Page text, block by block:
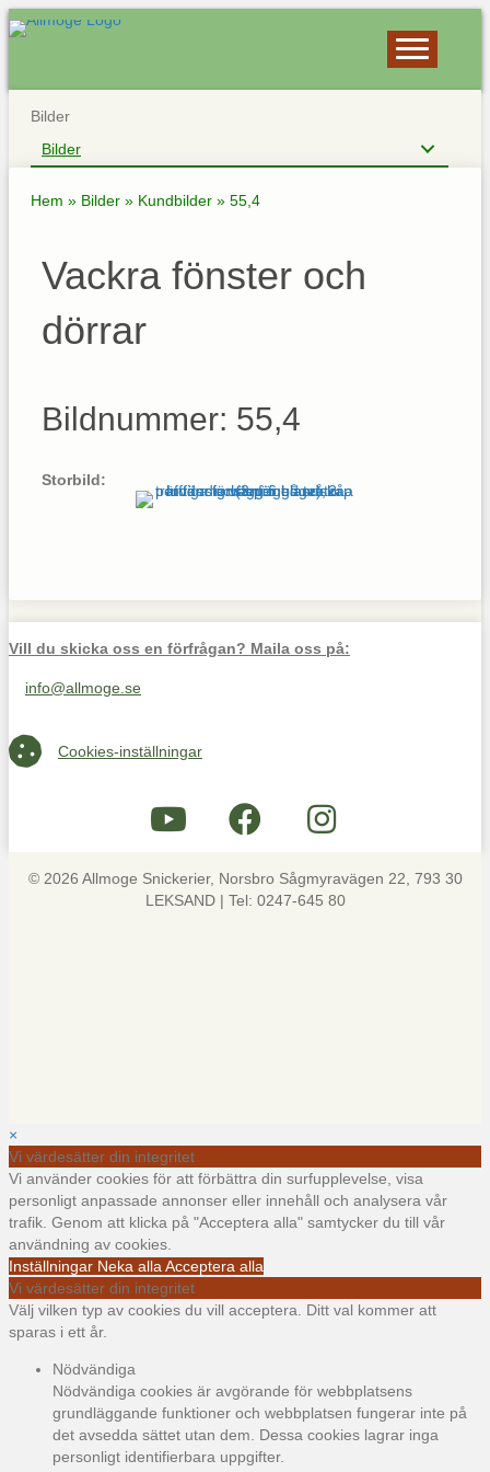
Bilder
Bilder
Hem » Bilder » Kundbilder » 55,4
Vackra fönster och
dörrar
Bildnummer: 55,4
Storbild:
Vill du skicka oss en förfrågan? Maila oss på:
Maila oss på info@allmoge.se
info@allmoge.se
Cookies-inställningar
Cookies-inställningar
© 2026 Allmoge Snickerier, Norsbro Sågmyravägen 22, 793 30
LEKSAND | Tel: 0247-645 80
×
Vi värdesätter din integritet
Vi använder cookies för att förbättra din surfupplevelse, visa
personligt anpassade annonser eller innehåll och analysera vår
trafik. Genom att klicka på "Acceptera alla" samtycker du till vår
användning av cookies.
Inställningar Neka alla Acceptera alla
Vi värdesätter din integritet
Välj vilken typ av cookies du vill acceptera. Ditt val kommer att
sparas i ett år.
Nödvändiga
Nödvändiga cookies är avgörande för webbplatsens
grundläggande funktioner och webbplatsen fungerar inte på
det avsedda sättet utan dem. Dessa cookies lagrar inga
personligt identifierbara uppgifter.